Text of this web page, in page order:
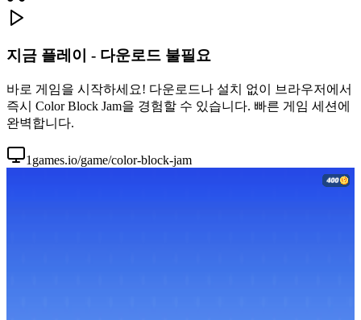
지금 플레이 - 다운로드 불필요
바로 게임을 시작하세요! 다운로드나 설치 없이 브라우저에서
즉시 Color Block Jam을 경험할 수 있습니다. 빠른 게임 세션에
완벽합니다.
1games.io/game/color-block-jam